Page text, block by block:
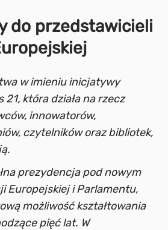
do przedstawicieli
w imieniu inicjatywy
która działa na rzecz
innowatorów,
czytelników oraz bibliotek,
prezydencja pod nowym
Europejskiej i Parlamentu,
możliwość kształtowania
pięć lat. W